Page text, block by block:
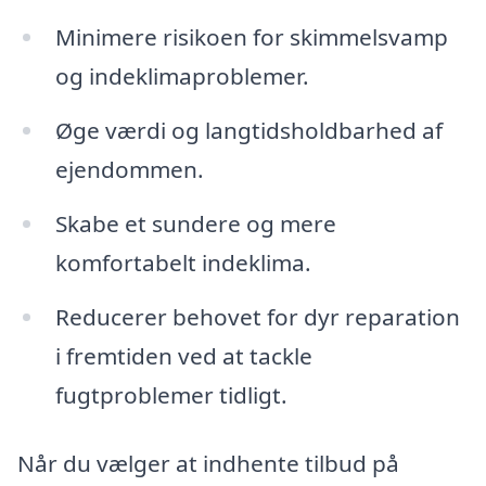
Minimere risikoen for skimmelsvamp
og indeklimaproblemer.
Øge værdi og langtidsholdbarhed af
ejendommen.
Skabe et sundere og mere
komfortabelt indeklima.
Reducerer behovet for dyr reparation
i fremtiden ved at tackle
fugtproblemer tidligt.
Når du vælger at indhente tilbud på